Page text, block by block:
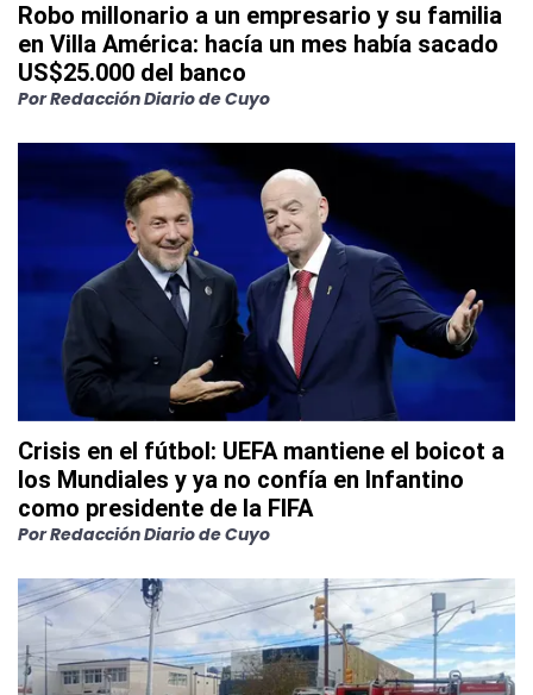
Robo millonario a un empresario y su familia
en Villa América: hacía un mes había sacado
US$25.000 del banco
PorRedacción Diario de Cuyo
Crisis en el fútbol: UEFA mantiene el boicot a
los Mundiales y ya no confía en Infantino
como presidente de la FIFA
PorRedacción Diario de Cuyo